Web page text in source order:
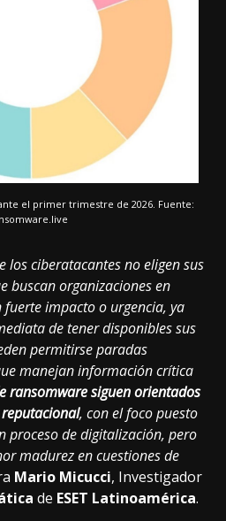
el primer trimestre de 2026. Fuente:
los ciberatacantes no eligen sus
buscan organizaciones en
impacto o urgencia, ya
de tener disponibles sus
permitirse paradas
manejan información crítica
ransomware siguen orientados
, con el foco puesto
proceso de digitalización, pero
madurez en cuestiones de
Mario Micucci, Investigador
de ESET Latinoamérica.